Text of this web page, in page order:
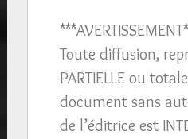
Toute diffusion,
PARTIELLE ou
document sans
de l’éditrice est